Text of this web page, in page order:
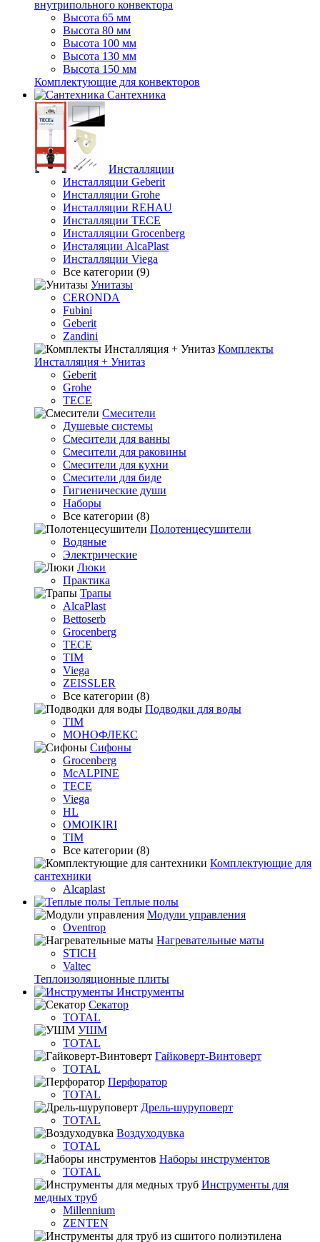
внутрипольного конвектора
Высота 65 мм
Высота 80 мм
Высота 100 мм
Высота 130 мм
Высота 150 мм
Комплектующие для конвекторов
Сантехника
Инсталляции
Инсталляции Geberit
Инсталляции Grohe
Инсталляции REHAU
Инсталляции TECE
Инсталляции Grocenberg
Инсталяции AlcaPlast
Инсталляции Viega
Все категории (9)
Унитазы
CERONDA
Fubini
Geberit
Zandini
Комплекты
Инсталляция + Унитаз
Geberit
Grohe
TECE
Смесители
Душевые системы
Смесители для ванны
Смесители для раковины
Смесители для кухни
Смесители для биде
Гигиенические души
Наборы
Все категории (8)
Полотенцесушители
Водяные
Электрические
Люки
Практика
Трапы
AlcaPlast
Bettoserb
Grocenberg
TECE
TIM
Viega
ZEISSLER
Все категории (8)
Подводки для воды
TIM
МОНОФЛЕКС
Сифоны
Grocenberg
McALPINE
TECE
Viega
HL
OMOIKIRI
TIM
Все категории (8)
Комплектующие для
сантехники
Alcaplast
Теплые полы
Модули управления
Oventrop
Нагревательные маты
STICH
Valtec
Теплоизоляционные плиты
Инструменты
Секатор
TOTAL
УШМ
TOTAL
Гайковерт-Винтоверт
TOTAL
Перфоратор
TOTAL
Дрель-шуруповерт
TOTAL
Воздуходувка
TOTAL
Наборы инструментов
TOTAL
Инструменты для
медных труб
Millennium
ZENTEN